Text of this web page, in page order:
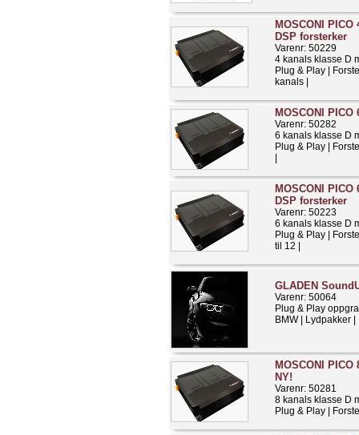
MOSCONI
DSP forsterker
Varenr: 50229
4 kanals klasse D
Plug & Play |
kanals |
MOSCONI PICO
Varenr: 50282
6 kanals klasse D
Plug & Play |
MOSCONI
DSP forsterker
Varenr: 50223
6 kanals klasse D
Plug & Play |
til 12 |
GLADEN
Varenr: 50064
Plug & Play
BMW | Lydpakker |
MOSCONI PICO
NY!
Varenr: 50281
8 kanals klasse D
Plug & Play |